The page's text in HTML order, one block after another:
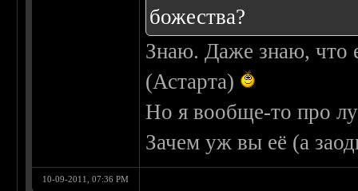
божества?
Знаю. Даже знаю, что
(Астарта)
Но я вообще-то про
Зачем уж вы её (а
10-09-2011, 07:36 PM